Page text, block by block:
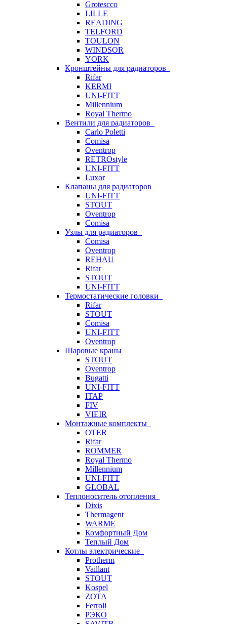
Grotescco
LILLE
READING
TELFORD
TOULON
WINDSOR
YORK
Кронштейны для радиаторов
Rifar
KERMI
UNI-FITT
Millennium
Royal Thermo
Вентили для радиаторов
Carlo Poletti
Comisa
Oventrop
RETROstyle
UNI-FITT
Luxor
Клапаны для радиаторов
UNI-FITT
STOUT
Oventrop
Comisa
Узлы для радиаторов
Comisa
Oventrop
REHAU
Rifar
STOUT
UNI-FITT
Термостатические головки
Rifar
STOUT
Comisa
UNI-FITT
Oventrop
Шаровые краны
STOUT
Oventrop
Bugatti
UNI-FITT
ITAP
FIV
VIEIR
Монтажные комплекты
OTER
Rifar
ROMMER
Royal Thermo
Millennium
UNI-FITT
GLOBAL
Теплоноситель отопления
Dixis
Thermagent
WARME
Комфортный Дом
Теплый Дом
Котлы электрические
Protherm
Vaillant
STOUT
Kospel
ZOTA
Ferroli
РЭКО